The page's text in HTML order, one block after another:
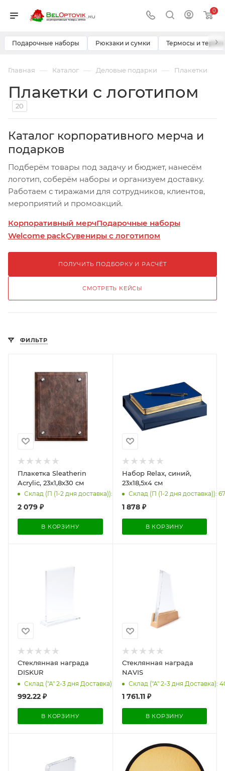
0
Подарочные наборы Рюкзаки и сумки Термосы и ›
Главная — Каталог — Деловые подарки — Плакетки
Плакетки с логотипом
20
Каталог корпоративного мерча и
подарков
Подберём товары под задачу и бюджет, нанесём
логотип, соберём наборы и организуем доставку.
Работаем с тиражами для сотрудников, клиентов,
мероприятий и промоакций.
Корпоративный мерчПодарочные наборы
Welcome packСувениры с логотипом
ПОЛУЧИТЬ ПОДБОРКУ И РАСЧЁТ
СМОТРЕТЬ КЕЙСЫ
ФИЛЬТР
Плакетка Sleatherin
Acrylic, 23х1,8х30 см
Склад (П (1-2 дня доставка)): 22
2 079 ₽
В КОРЗИНУ
Набор Relax, синий,
23х18,5х4 см
Склад (П (1-2 дня доставка)):
1 878₽
В КОРЗИНУ
Стеклянная награда
DISKUR
Склад ("А" 2-3 дня Доставка): 7
992.22 ₽
В КОРЗИНУ
Стеклянная награда
NAVIS
Склад ("А" 2-3 дня Доставка):
1 761.11₽
В КОРЗИНУ